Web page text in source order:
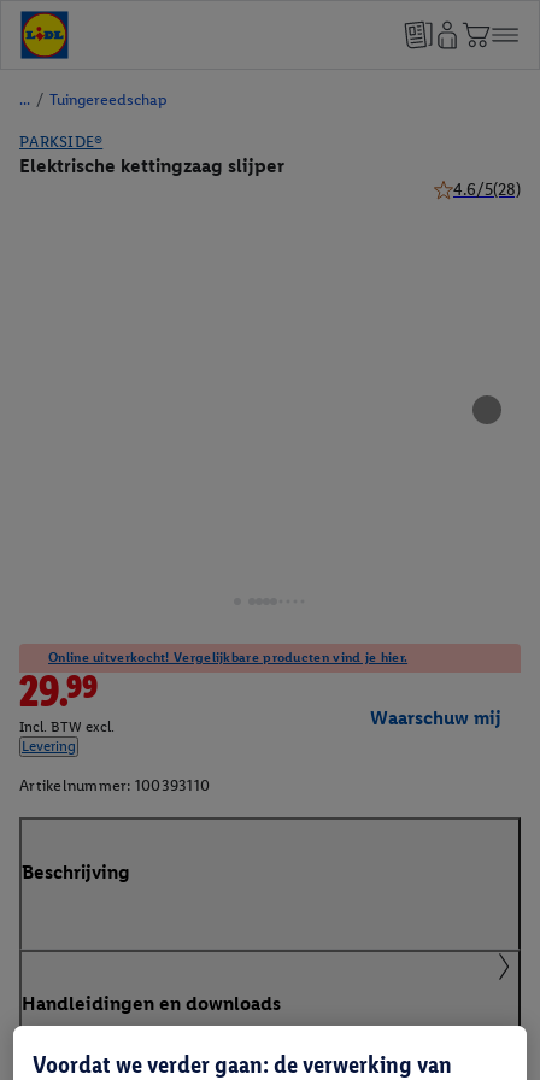
/ Tuingereedschap
PARKSIDE®
Elektrische kettingzaag slijper
4.6/5(28)
Online uitverkocht! Vergelijkbare producten vind je hier.
29.99
Incl. BTW excl.
Levering
Waarschuw mij
Artikelnummer: 100393110
Beschrijving
Handleidingen en downloads
Voordat we verder gaan: de verwerking van